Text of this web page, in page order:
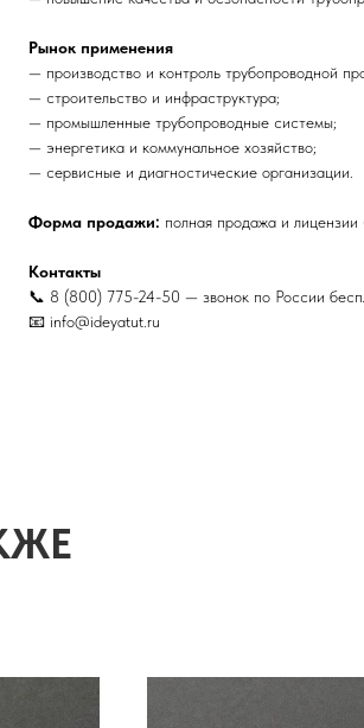
Рынок применения
— производство и контроль трубопроводной
— строительство и инфраструктура;
— промышленные трубопроводные системы;
— энергетика и коммунальное хозяйство;
— сервисные и диагностические организации.
Форма продажи: полная продажа и лицензии
Контакты
📞 8 (800) 775-24-50 — звонок по России
📧 info@ideyatut.ru